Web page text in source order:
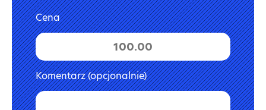
Cena
Komentarz (opcjonalnie)